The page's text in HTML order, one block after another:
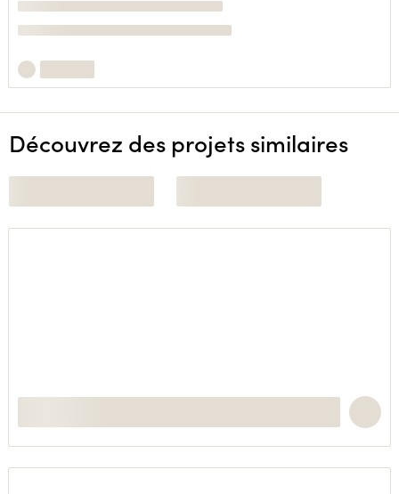
Découvrez des projets similaires